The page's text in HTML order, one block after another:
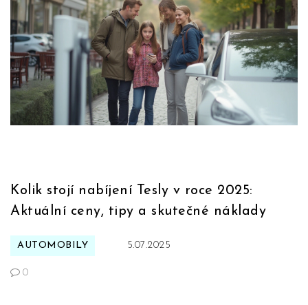
Kolik stojí nabíjení Tesly v roce 2025:
Aktuální ceny, tipy a skutečné náklady
AUTOMOBILY 5.07.2025
0